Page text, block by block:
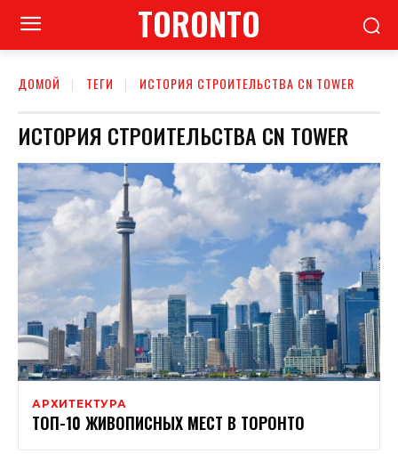
TORONTO
ДОМОЙ ТЕГИ ИСТОРИЯ СТРОИТЕЛЬСТВА CN TOWER
ИСТОРИЯ СТРОИТЕЛЬСТВА CN TOWER
АРХИТЕКТУРА
ТОП-10 ЖИВОПИСНЫХ МЕСТ В ТОРОНТО